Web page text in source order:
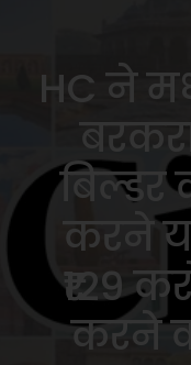
HC ने
बिल्डर
करने
₹129
करने